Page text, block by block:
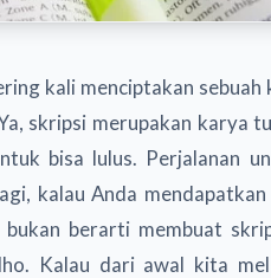
kali menciptakan
skripsi merupakan karya
bisa lulus. Perjalanan
kalau Anda
berarti membuat
Kalau dari awal kita